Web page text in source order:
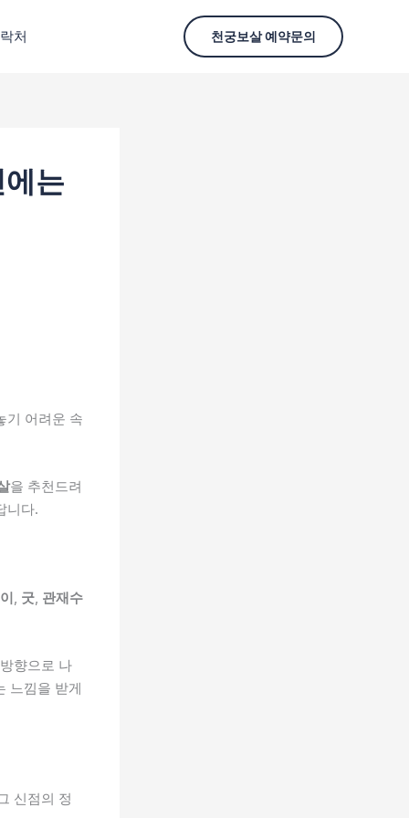
처 천궁보살 예약문의
는
기 어려운 속
을 추천드려
니다.
굿 관재수
향으로 나
느낌을 받게
신점의 정